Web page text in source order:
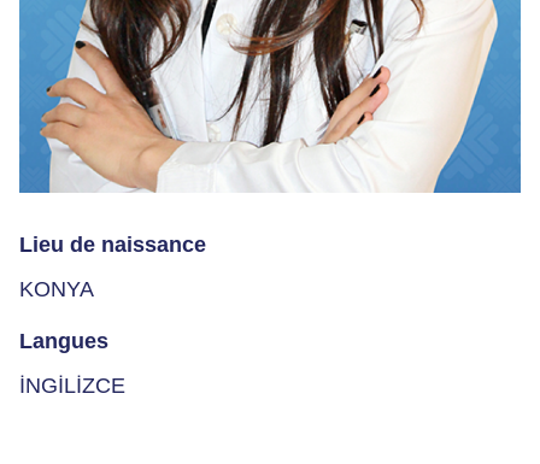
Lieu de naissance
KONYA
Langues
İNGİLİZCE